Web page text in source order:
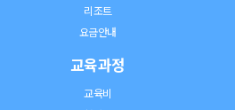
리조트
요금안내
교육과정
교육비